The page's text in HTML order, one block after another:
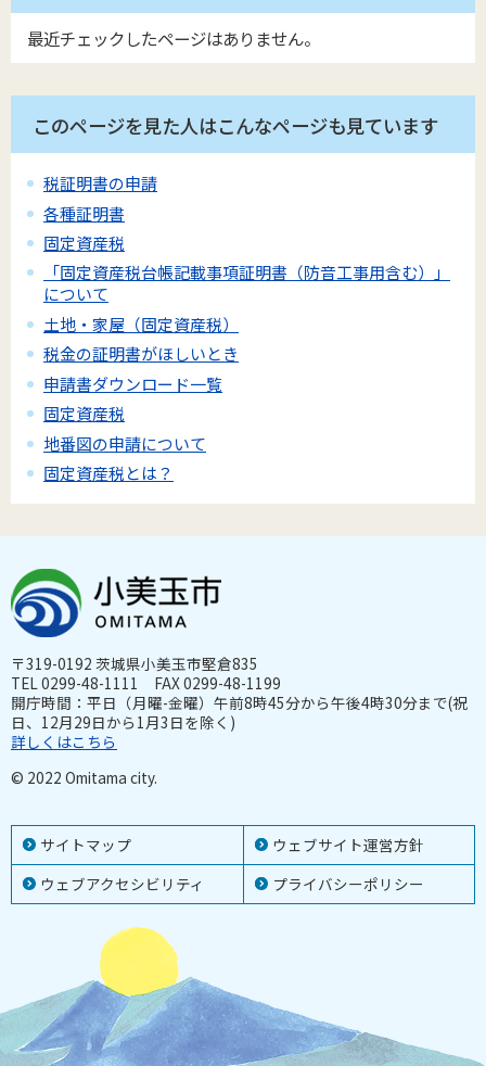
最近チェックしたページはありません。
このページを見た人はこんなページも見ています
税証明書の申請
各種証明書
固定資産税
「固定資産税台帳記載事項証明書（防音工事用含む）」
について
土地・家屋（固定資産税）
税金の証明書がほしいとき
申請書ダウンロード一覧
固定資産税
地番図の申請について
固定資産税とは？
サイトマップ
ウェブサイト運営方針
ウェブアクセシビリティ
プライバシーポリシー
〒319-0192 茨城県小美玉市堅倉835
TEL 0299-48-1111 FAX 0299-48-1199
開庁時間：平日（月曜-金曜）午前8時45分から午後4時30分まで(祝
日、12月29日から1月3日を除く)
詳しくはこちら
© 2022 Omitama city.